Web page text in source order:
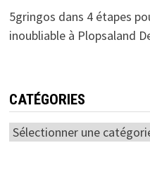
5gringos dans 4 étapes
inoubliable à Plopsaland
CATÉGORIES
Catégories